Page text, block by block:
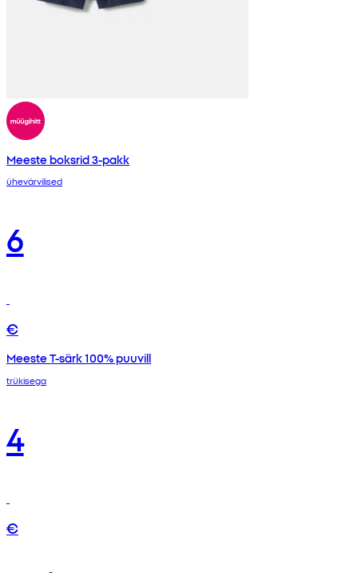
Meeste boksrid 3-pakk
ühevärvilised
6
€
Meeste T-särk 100% puuvill
trükisega
4
€